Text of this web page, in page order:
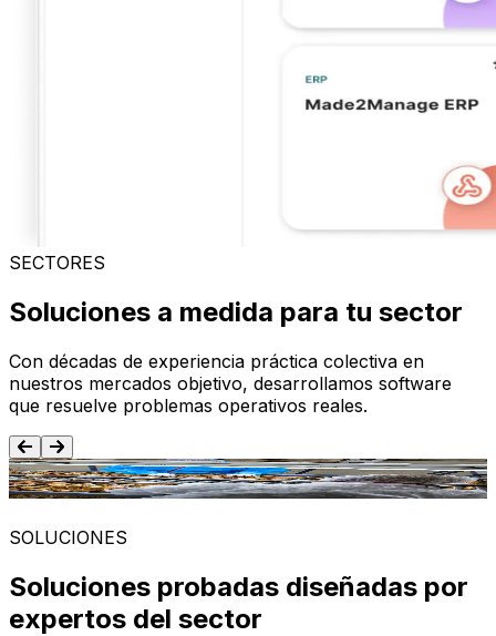
SECTORES
Soluciones a medida para tu sector
Con décadas de experiencia práctica colectiva en
nuestros mercados objetivo, desarrollamos software
que resuelve problemas operativos reales.
Alimentación y Bebida
SOLUCIONES
Soluciones probadas diseñadas por
expertos del sector